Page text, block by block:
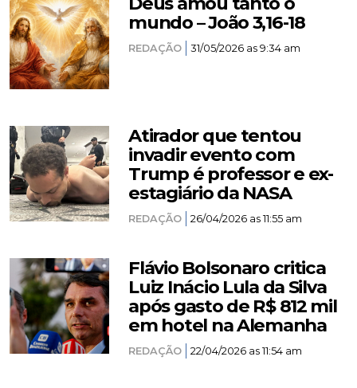
mundo – João 3,16-18
REDAÇÃO 31/05/2026 as 9:34 am
Atirador que tentou
invadir evento com
Trump é professor e ex-
estagiário da NASA
REDAÇÃO 26/04/2026 as 11:55 am
Flávio Bolsonaro critica
Luiz Inácio Lula da Silva
após gasto de R$ 812 mil
em hotel na Alemanha
REDAÇÃO 22/04/2026 as 11:54 am